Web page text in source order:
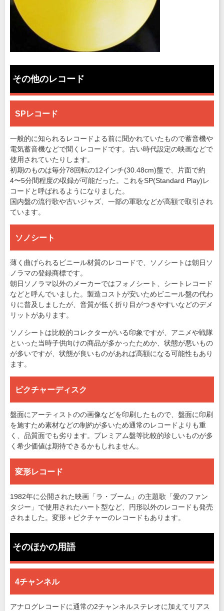
その他のレコード
SPレコード
一般的に知られるレコードよる前に聞かれていたもので蓄音機や
電気蓄音機などで聞くレコードです。古い時代設定の映画などで
使用されていたりします。
初期のものは毎分78回転の12インチ(30.48cm)盤で、片面で約
4〜5分間程度の収録が可能だった。これをSP(Standard Play)レ
コードと呼ばれるようになりました。
国内盤の流行歌や古いジャズ、一部の軍歌などが高額で取引され
ています。
ソノシート
薄く曲げられるビニール材質のレコードで、ソノシートは朝日ソ
ノラマの登録商標です。
朝日ソノラマ以外のメーカーではフォノシート、シートレコード
などと呼んでいました。製造コストが安いためビニール盤の代わ
りに普及しましたが、音質が低く折り目がつきやすいなどのデメ
リットがあります。
ソノシートは比較的コレクターがいる印象ですが、アニメや戦隊
といった当時子供向けの商品が多かったためか、状態が悪いもの
が多いですが、状態が良いものがあれば高額になる可能性もあり
ます。
ピクチャーディスク
盤面にアーティストのの画像などを印刷したもので、盤面に印刷
を施すため素材などの制約が多いため通常のレコードよりも重
く、品質面でも劣ります。プレミアム盤等比較的珍しいものが多
く希少価値は期待できるかもしれません。
変形レコード
1982年に公開された映画「ラ・ブーム」の主題歌「愛のファン
タジー」で使用されたハート型など、円形以外のレコードも発売
されました。変形＋ピクチャーのレコードもあります。
そのほかの用語
4チャンネル
アナログレコードに通常の2チャンネルステレオに加えてリアス